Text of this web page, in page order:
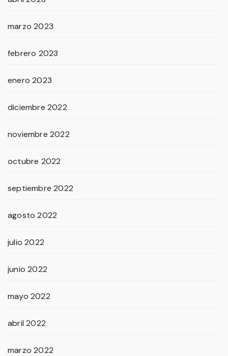
marzo 2023
febrero 2023
enero 2023
diciembre 2022
noviembre 2022
octubre 2022
septiembre 2022
agosto 2022
julio 2022
junio 2022
mayo 2022
abril 2022
marzo 2022